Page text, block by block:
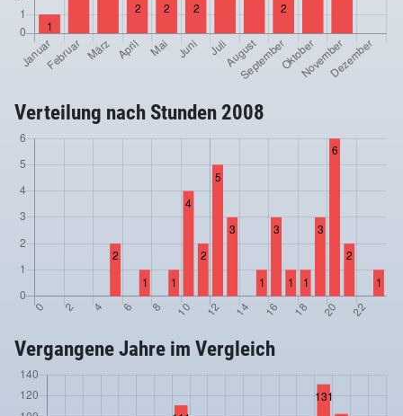
Verteilung nach Stunden 2008
Vergangene Jahre im Vergleich